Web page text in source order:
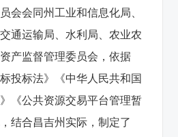
会会同州工业和信息化局、
通运输局、水利局、农业农
产监督管理委员会，依据
投标法》《中华人民共和国
《公共资源交易平台管理暂
结合昌吉州实际，制定了